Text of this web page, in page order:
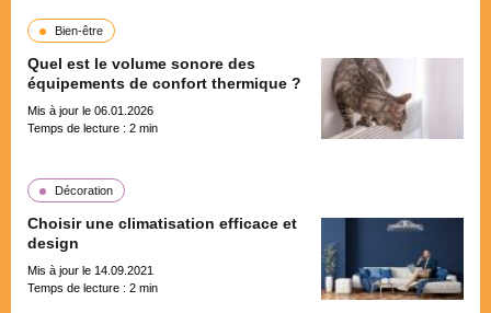
Bien-être
Quel est le volume sonore des
équipements de confort thermique ?
Mis à jour le 06.01.2026
Temps de lecture : 2 min
Décoration
Choisir une climatisation efficace et
design
Mis à jour le 14.09.2021
Temps de lecture : 2 min